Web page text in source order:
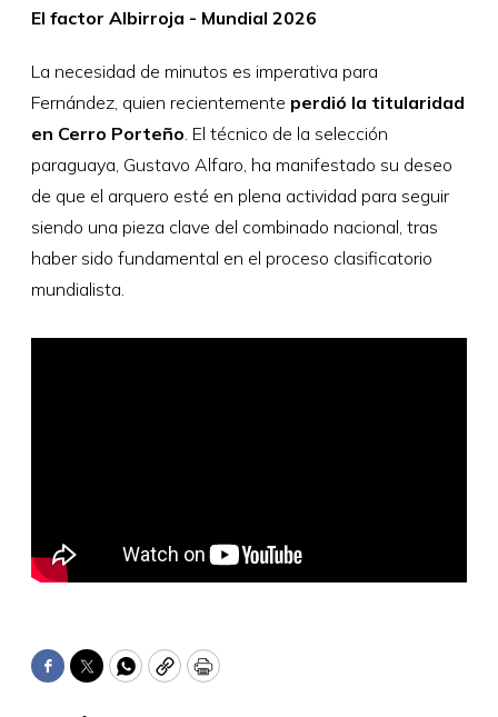
El factor Albirroja - Mundial 2026
La necesidad de minutos es imperativa para
Fernández, quien recientemente perdió la titularidad
en Cerro Porteño . El técnico de la selección
paraguaya, Gustavo Alfaro, ha manifestado su deseo
de que el arquero esté en plena actividad para seguir
siendo una pieza clave del combinado nacional, tras
haber sido fundamental en el proceso clasificatorio
mundialista.
Facebook
TwitterWhatsApp
CopyPrint